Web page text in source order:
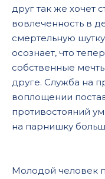
друг так же хочет
вовлеченность в
смертельную
осознает, что
собственные
друге. Служба на
воплощении
противостояний
на парнишку
Молодой человек